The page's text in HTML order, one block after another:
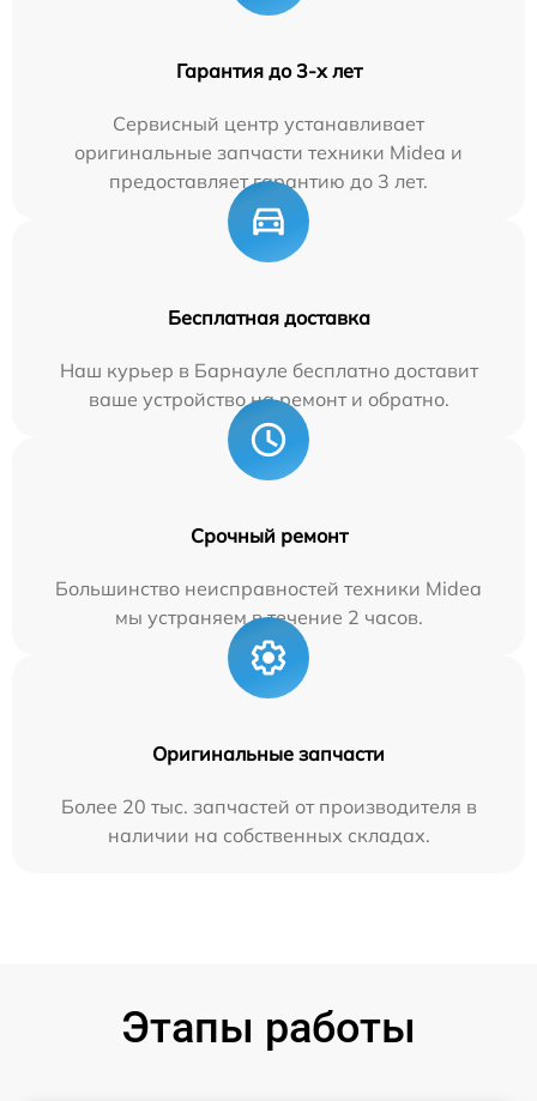
Гарантия до 3-х лет
Сервисный центр устанавливает
оригинальные запчасти техники Midea и
предоставляет гарантию до 3 лет.
Бесплатная доставка
Наш курьер в Барнауле бесплатно доставит
ваше устройство на ремонт и обратно.
Срочный ремонт
Большинство неисправностей техники Midea
мы устраняем в течение 2 часов.
Оригинальные запчасти
Более 20 тыс. запчастей от производителя в
наличии на собственных складах.
Этапы работы